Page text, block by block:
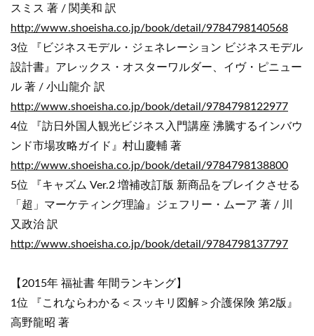
スミス 著 / 関美和 訳
http://www.shoeisha.co.jp/book/detail/9784798140568
3位 『ビジネスモデル・ジェネレーション ビジネスモデル
設計書』アレックス・オスターワルダー、イヴ・ピニュー
ル 著 / 小山龍介 訳
http://www.shoeisha.co.jp/book/detail/9784798122977
4位 『訪日外国人観光ビジネス入門講座 沸騰するインバウ
ンド市場攻略ガイド』村山慶輔 著
http://www.shoeisha.co.jp/book/detail/9784798138800
5位 『キャズム Ver.2 増補改訂版 新商品をブレイクさせる
「超」マーケティング理論』ジェフリー・ムーア 著 / 川
又政治 訳
http://www.shoeisha.co.jp/book/detail/9784798137797
【2015年 福祉書 年間ランキング】
1位 『これならわかる＜スッキリ図解＞介護保険 第2版』
高野龍昭 著